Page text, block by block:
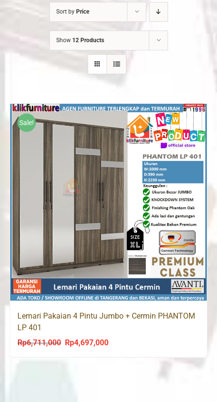
Sort by Price
Show 12 Products
Sale!
Lemari Pakaian 4 Pintu Jumbo + Cermin PHANTOM
LP 401
Rp6,711,000
Original
Rp4,697,000Current